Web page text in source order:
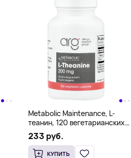
Metabolic Maintenance, L-
теанин, 120 вегетарианских
капсул
233 руб.
КУПИТЬ